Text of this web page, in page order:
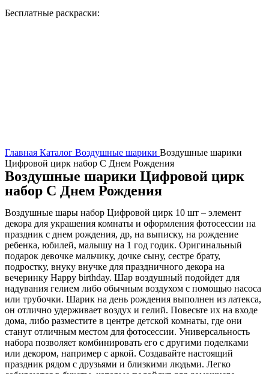
Бесплатные раскраски:
Главная Каталог Воздушные шарики Воздушные шарики
Цифровой цирк набор С Днем Рождения
Воздушные шарики Цифровой цирк
набор С Днем Рождения
Воздушные шары набор Цифровой цирк 10 шт – элемент
декора для украшения комнаты и оформления фотосессии на
праздник с днем рождения, др, на выписку, на рождение
ребенка, юбилей, малышу на 1 год годик. Оригинальный
подарок девочке мальчику, дочке сыну, сестре брату,
подростку, внуку внучке для праздничного декора на
вечеринку Happy birthday. Шар воздушный подойдет для
надувания гелием либо обычным воздухом с помощью насоса
или трубочки. Шарик на день рождения выполнен из латекса,
он отлично удерживает воздух и гелий. Повесьте их на входе
дома, либо разместите в центре детской комнаты, где они
станут отличным местом для фотосессии. Универсальность
набора позволяет комбинировать его с другими поделками
или декором, например с аркой. Создавайте настоящий
праздник рядом с друзьями и близкими людьми. Легко